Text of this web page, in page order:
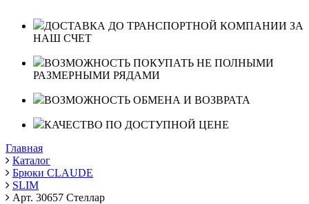
ДОСТАВКА ДО ТРАНСПОРТНОЙ КОМПАНИИ ЗА
НАШ СЧЕТ
ВОЗМОЖНОСТЬ ПОКУПАТЬ НЕ ПОЛНЫМИ
РАЗМЕРНЫМИ РЯДАМИ
ВОЗМОЖНОСТЬ ОБМЕНА И ВОЗВРАТА
КАЧЕСТВО ПО ДОСТУПНОЙ ЦЕНЕ
Главная
Каталог
Брюки CLAUDE
SLIM
Арт. 30657 Стеллар